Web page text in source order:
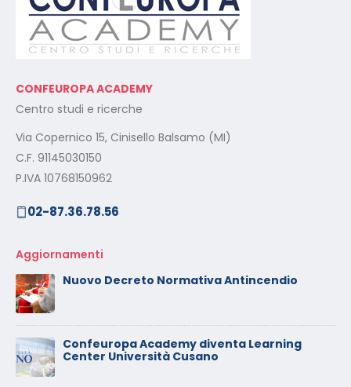
CONFEUROPA ACADEMY
Centro studi e ricerche
Via Copernico 15, Cinisello Balsamo (MI)
C.F. 91145030150
P.IVA 10768150962
02-87.36.78.56
Aggiornamenti
Nuovo Decreto Normativa Antincendio
Confeuropa Academy diventa Learning
Center Università Cusano